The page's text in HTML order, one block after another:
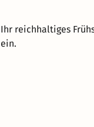
Ihr reichhaltiges
ein.